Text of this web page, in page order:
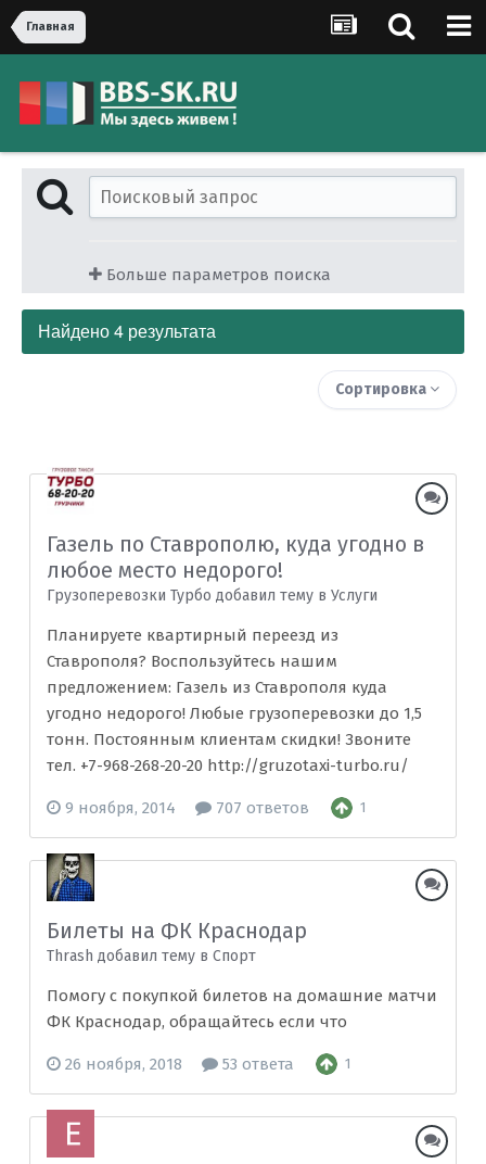
Главная
Больше параметров поиска
Найдено 4 результата
Сортировка
Газель по Ставрополю, куда угодно в
любое место недорого!
Грузоперевозки Турбо добавил тему в Услуги
Планируете квартирный переезд из
Ставрополя? Воспользуйтесь нашим
предложением: Газель из Ставрополя куда
угодно недорого! Любые грузоперевозки до 1,5
тонн. Постоянным клиентам скидки! Звоните
тел. +7-968-268-20-20 http://gruzotaxi-turbo.ru/
9 ноября, 2014 707 ответов 1
Билеты на ФК Краснодар
Thrash добавил тему в Спорт
Помогу с покупкой билетов на домашние матчи
ФК Краснодар, обращайтесь если что
26 ноября, 2018 53 ответа 1